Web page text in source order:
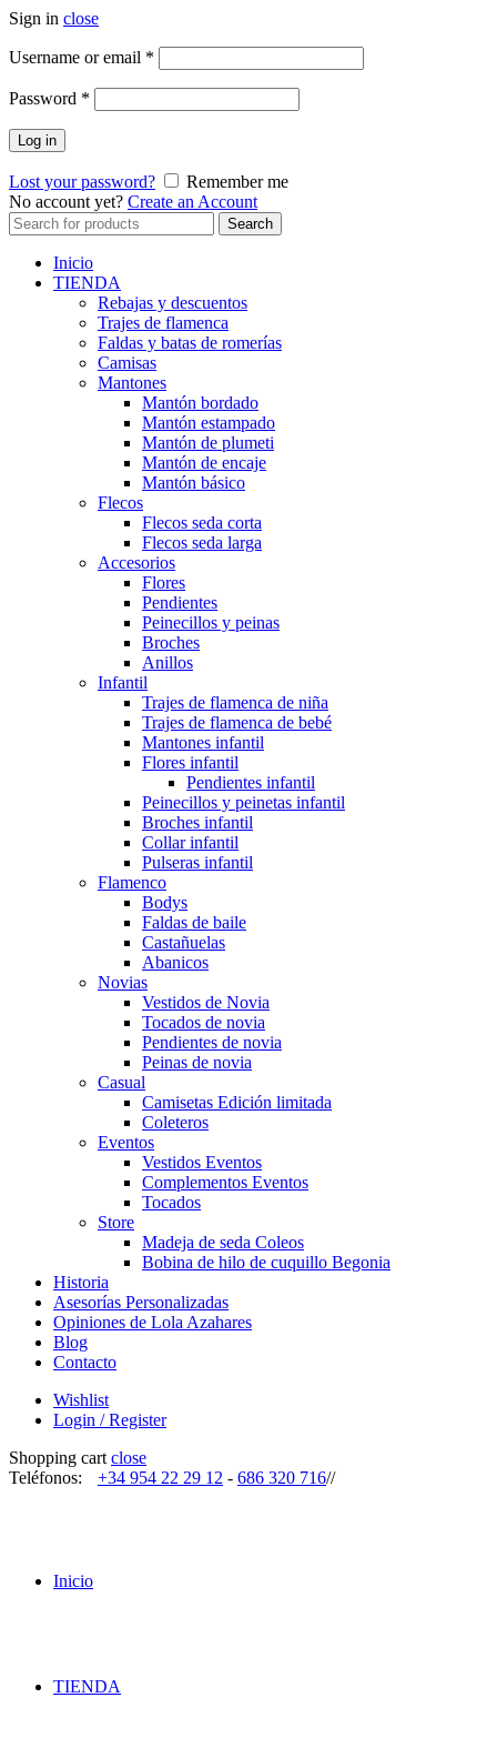
Sign in close
Username or email *
Password *
Log in
Lost your password?
Remember me
No account yet? Create an Account
Search
for:
Search
Inicio
TIENDA
Rebajas y descuentos
Trajes de flamenca
Faldas y batas de romerías
Camisas
Mantones
Mantón bordado
Mantón estampado
Mantón de plumeti
Mantón de encaje
Mantón básico
Flecos
Flecos seda corta
Flecos seda larga
Accesorios
Flores
Pendientes
Peinecillos y peinas
Broches
Anillos
Infantil
Trajes de flamenca de niña
Trajes de flamenca de bebé
Mantones infantil
Flores infantil
Pendientes infantil
Peinecillos y peinetas infantil
Broches infantil
Collar infantil
Pulseras infantil
Flamenco
Bodys
Faldas de baile
Castañuelas
Abanicos
Novias
Vestidos de Novia
Tocados de novia
Pendientes de novia
Peinas de novia
Casual
Camisetas Edición limitada
Coleteros
Eventos
Vestidos Eventos
Complementos Eventos
Tocados
Store
Madeja de seda Coleos
Bobina de hilo de cuquillo Begonia
Historia
Asesorías Personalizadas
Opiniones de Lola Azahares
Blog
Contacto
Wishlist
Login / Register
Shopping cart close
Teléfonos:
+34 954 22 29 12 - 686 320 716//
Inicio
TIENDA